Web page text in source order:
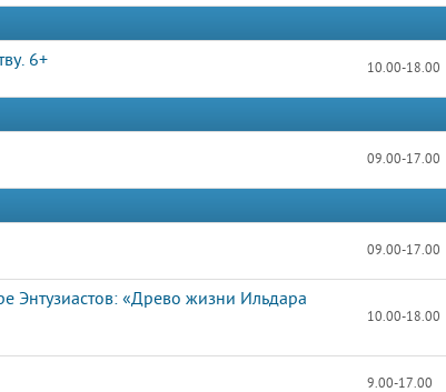
6+
10.00-18.00
09.00-17.00
09.00-17.00
Энтузиастов: «Древо жизни Ильдара
10.00-18.00
9.00-17.00